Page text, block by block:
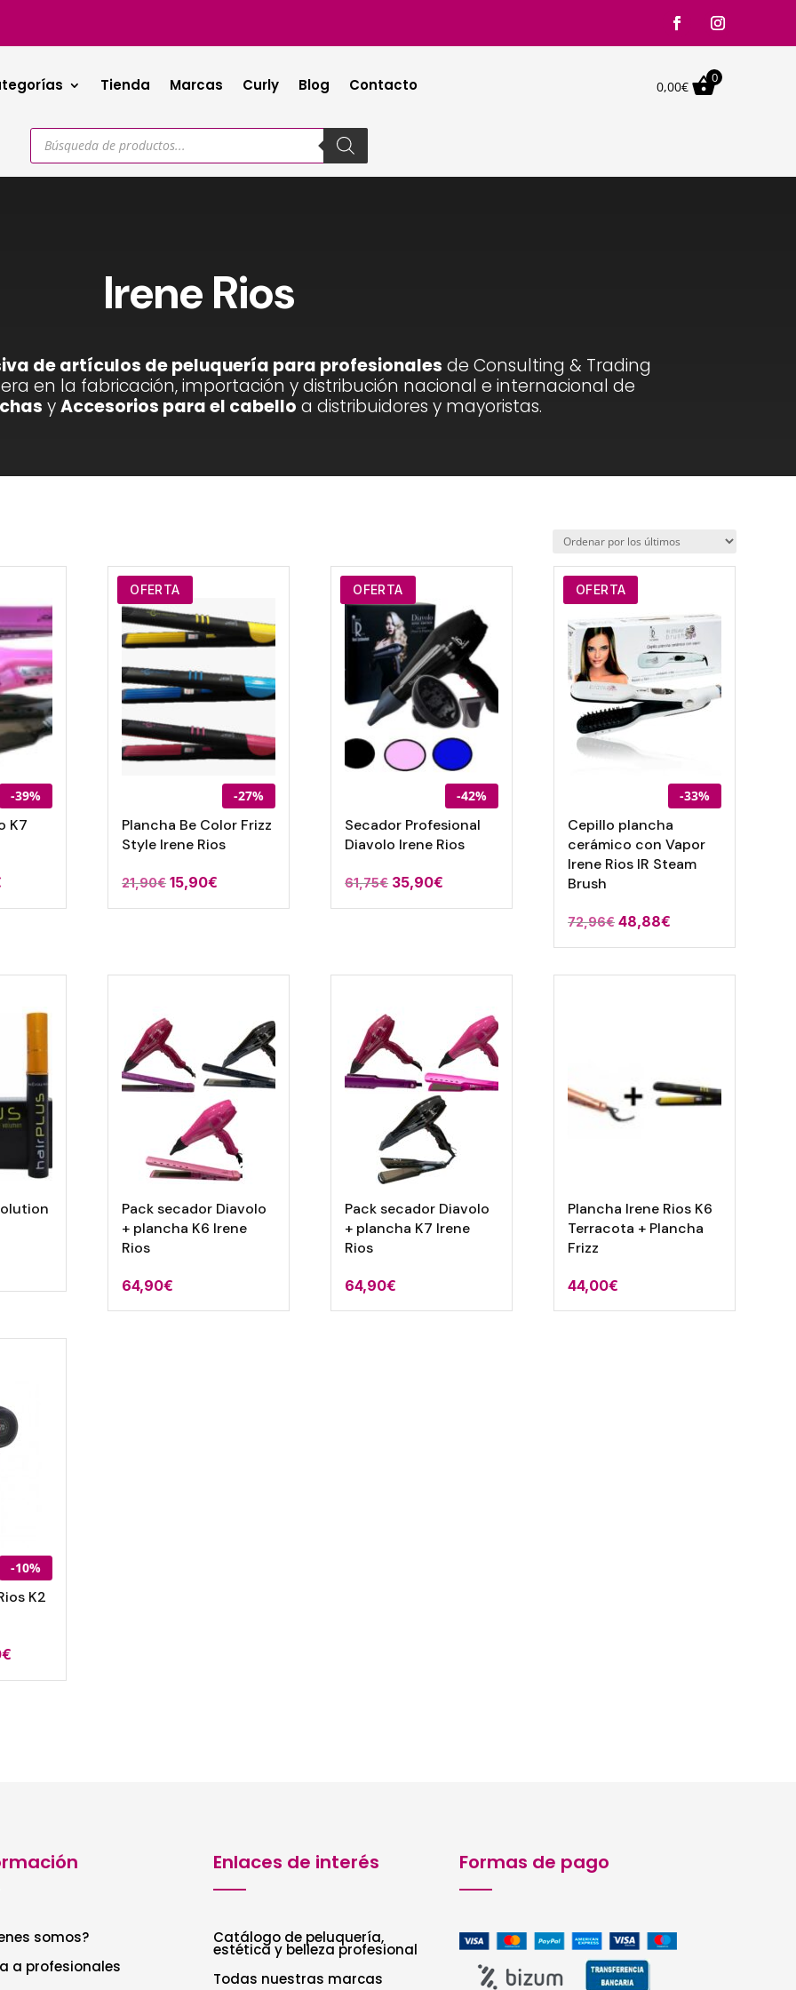
Tienda Marcas Curly Blog Contacto 0,00€
0
Búsqueda
productos
Irene Rios
de artículos de peluquería para profesionales de Consulting & Trading
en la fabricación, importación y distribución nacional e internacional de
yAccesorios para el cabello a distribuidores y mayoristas.
-39%
K7
precio
39,95€.
OFERTA
-27%
Plancha Be Color Frizz
Style Irene Rios
21,90€ El
precio
21,90€.
15,90€
precio
15,90€.
OFERTA
-42%
Secador Profesional
Diavolo Irene Rios
61,75€ El
precio
61,75€.
35,90€
precio
35,90€.
OFERTA
-33%
Cepillo plancha
cerámico con Vapor
Irene Rios IR Steam
Brush
72,96€ 48,88€
Pack secador Diavolo
+ plancha K6 Irene
Rios
64,90€
Pack secador Diavolo
+ plancha K7 Irene
Rios
64,90€
Plancha Irene Rios K6
Terracota + Plancha
Frizz
44,00€
-10%
K2
€
somos?
a profesionales
Enlaces de interés
Catálogo de peluquería,
estética y belleza profesional
Todas nuestras marcas
Formas de pago